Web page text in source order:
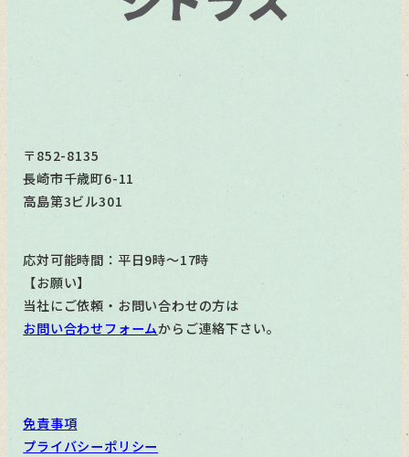
〒852-8135
長崎市千歳町6-11
高島第3ビル301
応対可能時間：平日9時～17時
【お願い】
当社にご依頼・お問い合わせの方は
お問い合わせフォームからご連絡下さい。
免責事項
プライバシーポリシー